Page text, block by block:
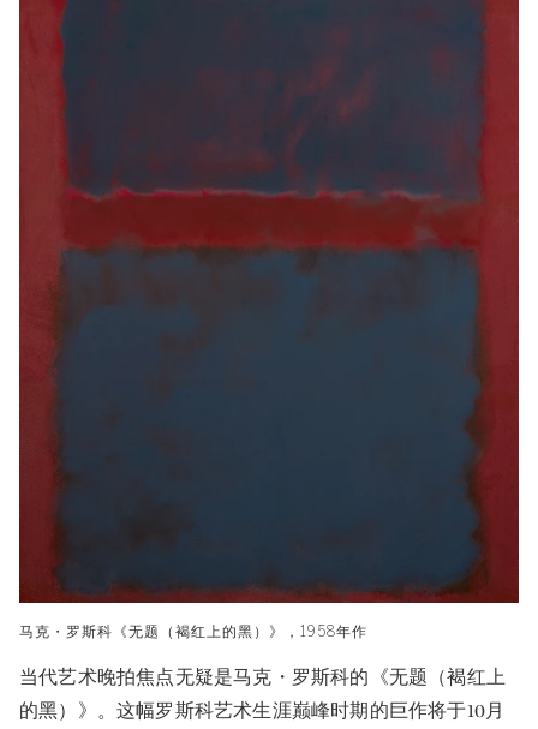
马克・罗斯科《无题（褐红上的黑）》，1958年作
当代艺术晚拍焦点无疑是马克・罗斯科的《无题（褐红上
的黑）》。这幅罗斯科艺术生涯巅峰时期的巨作将于10月